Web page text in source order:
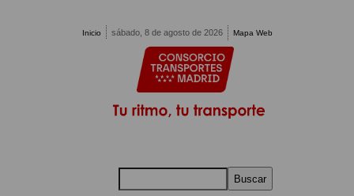
Inicio sábado, 8 de agosto de 2026 Mapa Web
Buscar